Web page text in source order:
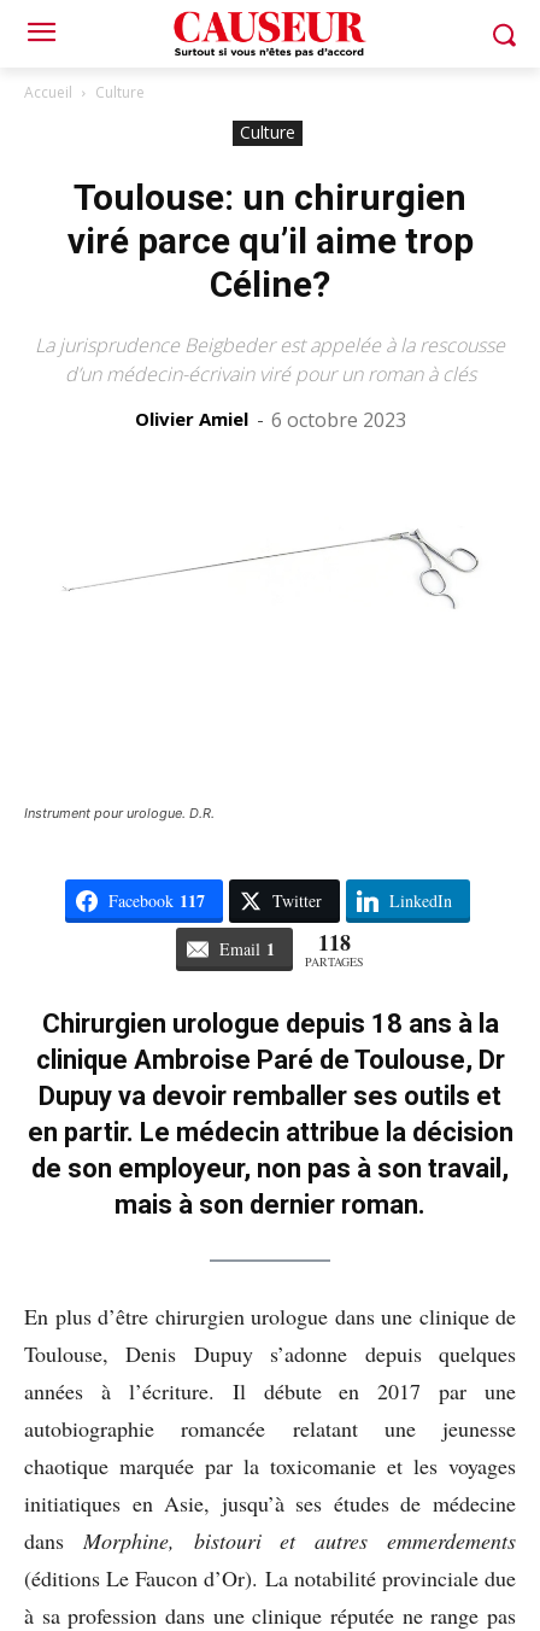
Accueil Culture
Culture
Toulouse: un chirurgien
viré parce qu’il aime trop
Céline?
La jurisprudence Beigbeder est appelée à la rescousse
d’un médecin-écrivain viré pour un roman à clés
Olivier Amiel - 6 octobre 2023
Instrument pour urologue. D.R.
Facebook 117 Twitter LinkedIn
Email 1 118
PARTAGES
Chirurgien urologue depuis 18 ans à la
clinique Ambroise Paré de Toulouse, Dr
Dupuy va devoir remballer ses outils et
en partir. Le médecin attribue la décision
de son employeur, non pas à son travail,
mais à son dernier roman.
En plus d’être chirurgien urologue dans une clinique de
Toulouse, Denis Dupuy s’adonne depuis quelques
années à l’écriture. Il débute en 2017 par une
autobiographie romancée relatant une jeunesse
chaotique marquée par la toxicomanie et les voyages
initiatiques en Asie, jusqu’à ses études de médecine
dans Morphine, bistouri et autres emmerdements
(éditions Le Faucon d’Or). La notabilité provinciale due
à sa profession dans une clinique réputée ne range pas